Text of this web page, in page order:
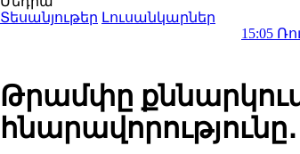
Տեսանյութեր Լուսանկարներ
Ռուբինյանը
Թրամփը քննարկում
հնարավորությունը․